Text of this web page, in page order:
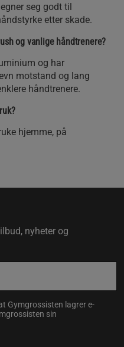
seg godt til
etter skade.
og vanlige håndtrenere?
og har
motstand og lang
håndtrenere.
hjemme, på
nyheter og
Gymgrossisten lagrer e-
sin